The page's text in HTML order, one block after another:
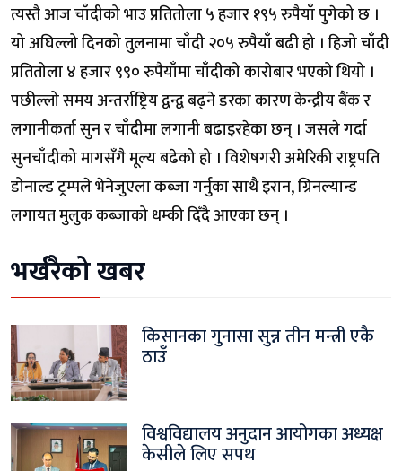
त्यस्तै आज चाँदीको भाउ प्रतितोला ५ हजार १९५ रुपैयाँ पुगेको छ ।
यो अघिल्लो दिनको तुलनामा चाँदी २०५ रुपैयाँ बढी हो । हिजो चाँदी
प्रतितोला ४ हजार ९९० रुपैयाँमा चाँदीको कारोबार भएको थियो ।
पछील्लो समय अन्तर्राष्ट्रिय द्वन्द्व बढ्ने डरका कारण केन्द्रीय बैंक र
लगानीकर्ता सुन र चाँदीमा लगानी बढाइरहेका छन् । जसले गर्दा
सुनचाँदीको मागसँगै मूल्य बढेको हो । विशेषगरी अमेरिकी राष्ट्रपति
डोनाल्ड ट्रम्पले भेनेजुएला कब्जा गर्नुका साथै इरान, ग्रिनल्यान्ड
लगायत मुलुक कब्जाको धम्की दिँदै आएका छन् ।
भर्खरैको खबर
किसानका गुनासा सुन्न तीन मन्त्री एकै
ठाउँ
विश्वविद्यालय अनुदान आयोगका अध्यक्ष
केसीले लिए सपथ